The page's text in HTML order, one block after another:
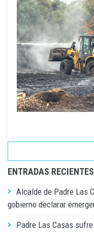
ENTRADAS RECIENTES
Alcalde de Padre Las
gobierno declarar
Padre Las Casas